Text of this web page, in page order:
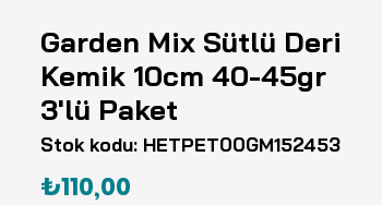
Garden Mix Sütlü Deri
Kemik 10cm 40-45gr
3'lü Paket
Stok kodu: HETPET00GM152453
₺110,00